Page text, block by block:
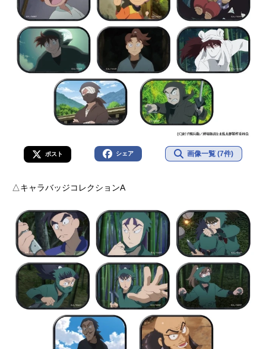
ポスト シェア 画像一覧 (7件)
△キャラバッジコレクションA